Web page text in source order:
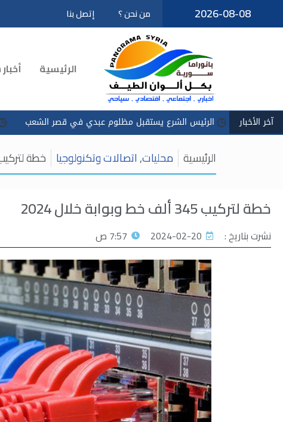
تخطى
2026-08-08 من نحن ؟ إتصل بنا
الرئيسية
آخر الأخبار
الرئيس الشرع يستقبل مظلوم عبدي في قصر الشعب سادكوب":
الرئيسية محليات,اتصالات وتكنولوجيا خطة لتركيب 345 ألف خط وبوابة
خطة لتركيب 345 ألف خط وبوابة خلال 2024
نشرت بتاريخ : 2024-02-20 7:57 ص